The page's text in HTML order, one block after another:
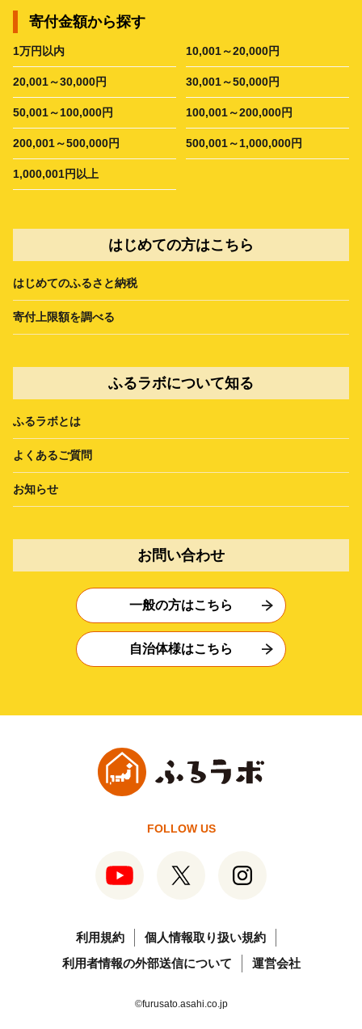
寄付金額から探す
1万円以内 10,001～20,000円
20,001～30,000円 30,001～50,000円
50,001～100,000円 100,001～200,000円
200,001～500,000円 500,001～1,000,000円
1,000,001円以上
はじめての方はこちら
はじめてのふるさと納税
寄付上限額を調べる
ふるラボについて知る
ふるラボとは
よくあるご質問
お知らせ
お問い合わせ
一般の方はこちら
自治体様はこちら
FOLLOW US
利用規約
個人情報取り扱い規約
利用者情報の外部送信について
運営会社
©furusato.asahi.co.jp